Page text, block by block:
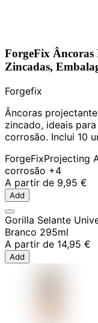
ForgeFix Âncoras
Zincadas,
Forgefix
Âncoras
zincado, ideais
corrosão. Inclui 10
ForgeFixProjecting
corrosão +4
A partir de 9,95 €
Add
Gorilla Selante
Branco 295ml
A partir de 14,95 €
Add